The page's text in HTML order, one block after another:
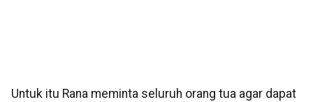
Untuk itu Rana meminta seluruh orang tua agar dapat